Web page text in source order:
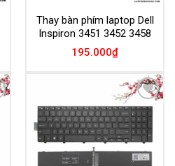
Thay bàn phím laptop Dell
Inspiron 3451 3452 3458
195.000₫
Add to
Wishlist